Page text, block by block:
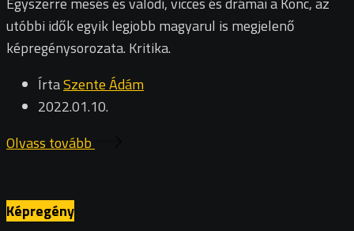
utóbbi idők egyik legjobb magyarul is megjelenő
képregénysorozata. Kritika.
ÍrtaSzente Ádám
2022.01.10.
Olvass tovább
Képregény